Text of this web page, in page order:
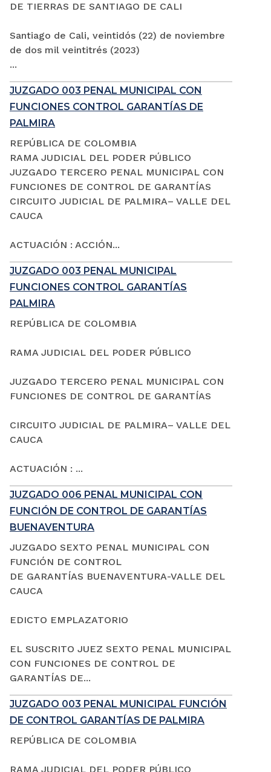
DE TIERRAS DE SANTIAGO DE CALI
Santiago de Cali, veintidós (22) de noviembre
de dos mil veintitrés (2023)
...
JUZGADO 003 PENAL MUNICIPAL CON
FUNCIONES CONTROL GARANTÍAS DE
PALMIRA
REPÚBLICA DE COLOMBIA
RAMA JUDICIAL DEL PODER PÚBLICO
JUZGADO TERCERO PENAL MUNICIPAL CON
FUNCIONES DE CONTROL DE GARANTÍAS
CIRCUITO JUDICIAL DE PALMIRA– VALLE DEL
CAUCA
ACTUACIÓN : ACCIÓN...
JUZGADO 003 PENAL MUNICIPAL
FUNCIONES CONTROL GARANTÍAS
PALMIRA
REPÚBLICA DE COLOMBIA
RAMA JUDICIAL DEL PODER PÚBLICO
JUZGADO TERCERO PENAL MUNICIPAL CON
FUNCIONES DE CONTROL DE GARANTÍAS
CIRCUITO JUDICIAL DE PALMIRA– VALLE DEL
CAUCA
ACTUACIÓN : ...
JUZGADO 006 PENAL MUNICIPAL CON
FUNCIÓN DE CONTROL DE GARANTÍAS
BUENAVENTURA
JUZGADO SEXTO PENAL MUNICIPAL CON
FUNCIÓN DE CONTROL
DE GARANTÍAS BUENAVENTURA-VALLE DEL
CAUCA
EDICTO EMPLAZATORIO
EL SUSCRITO JUEZ SEXTO PENAL MUNICIPAL
CON FUNCIONES DE CONTROL DE
GARANTÍAS DE...
JUZGADO 003 PENAL MUNICIPAL FUNCIÓN
DE CONTROL GARANTÍAS DE PALMIRA
REPÚBLICA DE COLOMBIA
RAMA JUDICIAL DEL PODER PÚBLICO